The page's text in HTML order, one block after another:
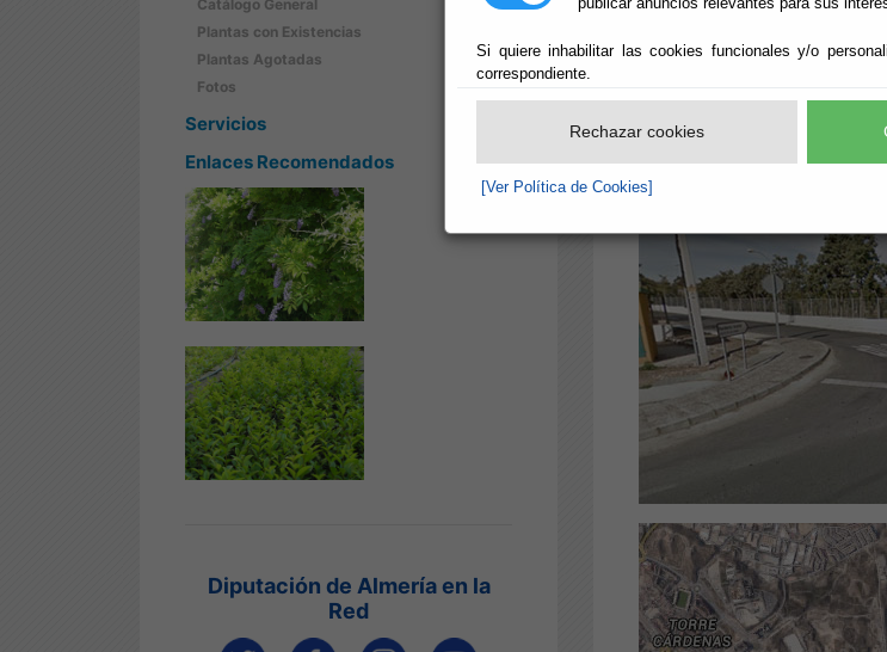
Si quiere inhabilitar las cookies funcionales y/o
correspondiente.
Rechazar cookies
[Ver Política de Cookies]
Catálogo General
Plantas con Existencias
Plantas Agotadas
Fotos
Servicios
Enlaces Recomendados
Diputación de Almería en la
Red